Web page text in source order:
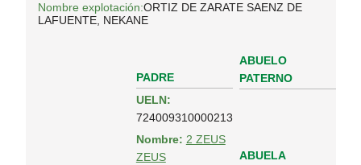
Nombre explotación:ORTIZ DE ZARATE SAENZ DE
LAFUENTE, NEKANE
PADRE
UELN:
724009310000213
Nombre: 2 ZEUS
ZEUS
ABUELO
PATERNO
ABUELA